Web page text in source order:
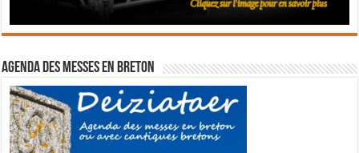
Agenda des messes en breton